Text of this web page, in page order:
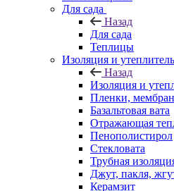
Для сада
Назад
Для сада
Теплицы
Изоляция и утеплитель
Назад
Изоляция и
Пленки,
Базальтовая вата
Отражающая
Пенополистирол
Стекловата
Трубная
Джут, пакля,
Керамзит